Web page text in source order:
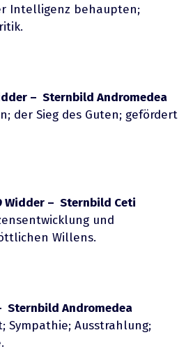
Intelligenz behaupten;
– Sternbild Andromedea
der Sieg des Guten; gefördert
Widder – Sternbild Ceti
und
Willens.
Sternbild Andromedea
Sympathie; Ausstrahlung;